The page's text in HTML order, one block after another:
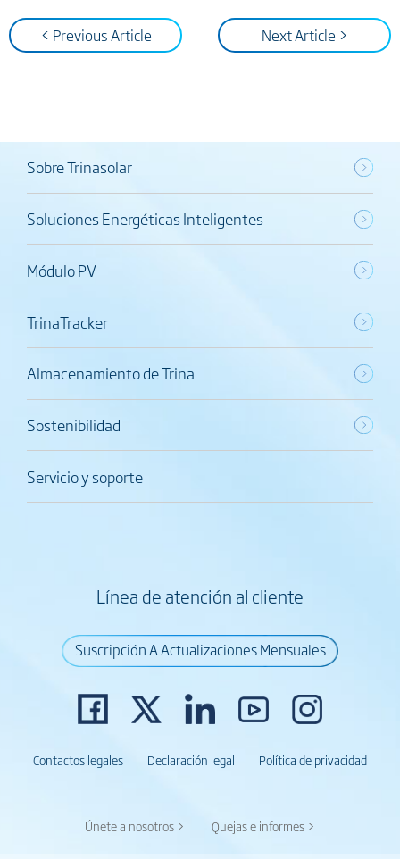
< Previous Article Next Article >
Sobre Trinasolar
Soluciones Energéticas Inteligentes
Módulo PV
TrinaTracker
Almacenamiento de Trina
Sostenibilidad
Servicio y soporte
Línea de atención al cliente
Suscripción A Actualizaciones Mensuales
Contactos legales Declaración legal Política de privacidad
Únete a nosotros > Quejas e informes >